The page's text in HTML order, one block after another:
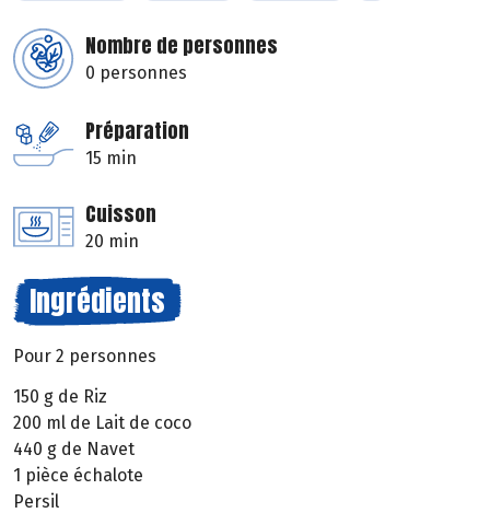
Nombre de personnes
0 personnes
Préparation
15 min
Cuisson
20 min
Ingrédients
Pour 2 personnes
150 g de Riz
200 ml de Lait de coco
440 g de Navet
1 pièce échalote
Persil